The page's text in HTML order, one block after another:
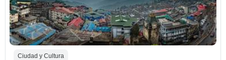
Ciudad y Cultura